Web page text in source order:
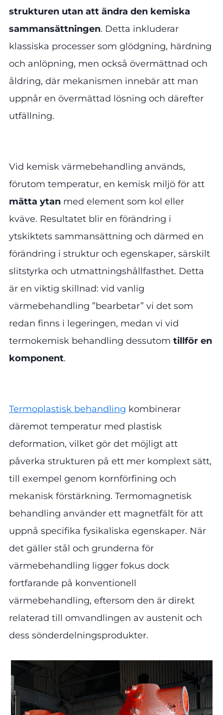
strukturen utan att ändra den kemiska
sammansättningen. Detta inkluderar
klassiska processer som glödgning, härdning
och anlöpning, men också övermättnad och
åldring, där mekanismen innebär att man
uppnår en övermättad lösning och därefter
utfällning.
Vid kemisk värmebehandling används,
förutom temperatur, en kemisk miljö för att
mätta ytan med element som kol eller
kväve. Resultatet blir en förändring i
ytskiktets sammansättning och därmed en
förändring i struktur och egenskaper, särskilt
slitstyrka och utmattningshållfasthet. Detta
är en viktig skillnad: vid vanlig
värmebehandling ”bearbetar” vi det som
redan finns i legeringen, medan vi vid
termokemisk behandling dessutom tillför en
komponent.
Termoplastisk behandling kombinerar
däremot temperatur med plastisk
deformation, vilket gör det möjligt att
påverka strukturen på ett mer komplext sätt,
till exempel genom kornförfining och
mekanisk förstärkning. Termomagnetisk
behandling använder ett magnetfält för att
uppnå specifika fysikaliska egenskaper. När
det gäller stål och grunderna för
värmebehandling ligger fokus dock
fortfarande på konventionell
värmebehandling, eftersom den är direkt
relaterad till omvandlingen av austenit och
dess sönderdelningsprodukter.